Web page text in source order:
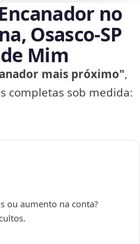
no
Osasco‑SP
Mim
mais próximo",
completas sob medida:
ou aumento na conta?